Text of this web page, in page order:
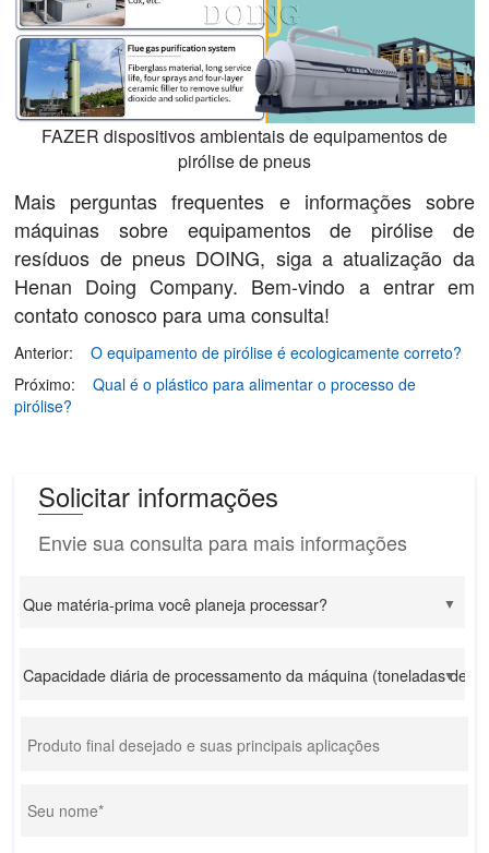
FAZER dispositivos ambientais de equipamentos de
pirólise de pneus
Mais perguntas frequentes e informações sobre
máquinas sobre equipamentos de pirólise de
resíduos de pneus DOING, siga a atualização da
Henan Doing Company. Bem-vindo a entrar em
contato conosco para uma consulta!
Anterior:
O equipamento de pirólise é ecologicamente correto?
Próximo:
Qual é o plástico para alimentar o processo de
pirólise?
Solicitar informações
Envie sua consulta para mais informações